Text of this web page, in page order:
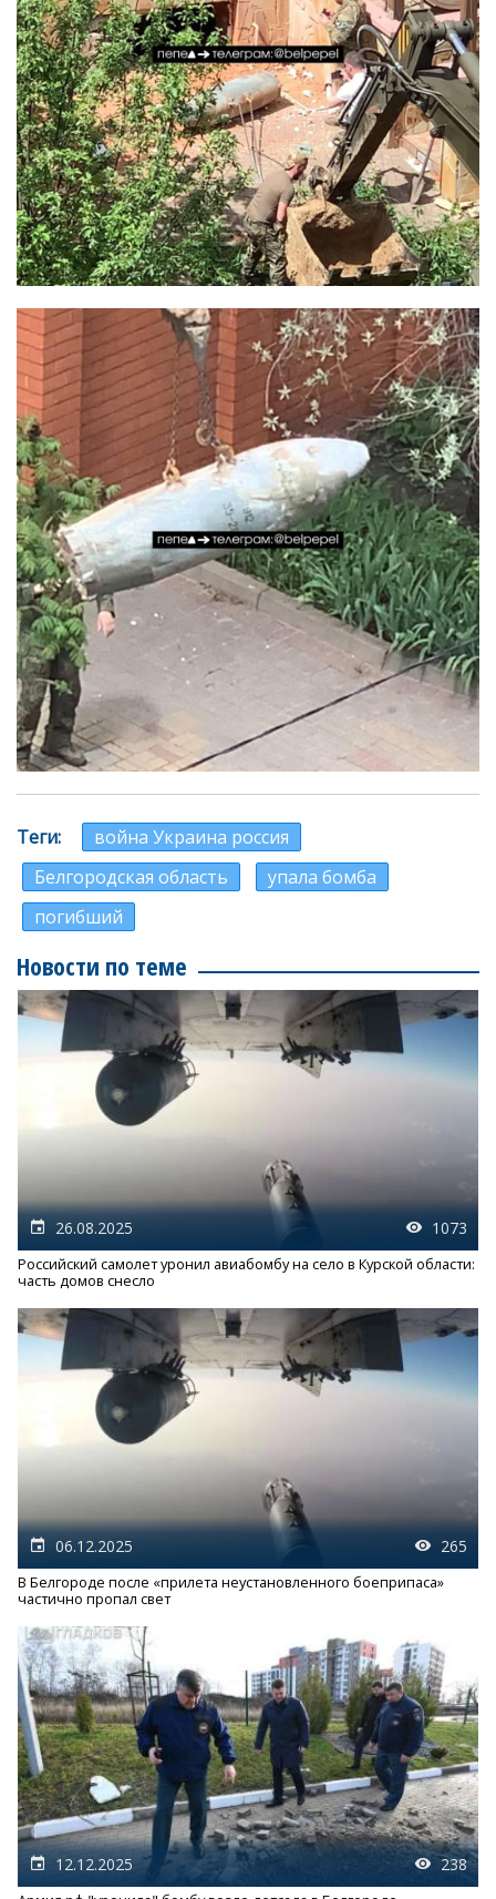
Теги
война Украина россия
Белгородская область
упала бомба
погибший
Новости по теме
26.08.2025 1073
Российский самолет уронил авиабомбу на село в Курской области:
часть домов снесло
06.12.2025 265
В Белгороде после «прилета неустановленного боеприпаса»
частично пропал свет
12.12.2025 238